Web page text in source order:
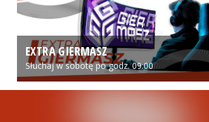
EXTRA GIERMASZ
Słuchaj w sobotę po godz. 09:00